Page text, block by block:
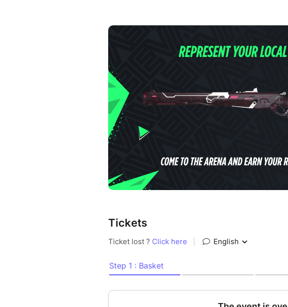
débloquer votre skin tournoi régional !
Each local league sends its champion to
goal? To secure one of the sixteen qualifying
Summit, which will take place on July 12th at
First step: the regional tournament for the
Bordeaux-Lac!
Get your ticket below and scan it at the arena
your regional cup skin!
Tickets